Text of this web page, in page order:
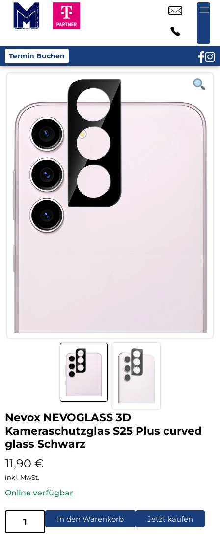
Termin Buchen
Nevox NEVOGLASS 3D
Kameraschutzglas S25 Plus curved
glass Schwarz
11,90 €
inkl. MwSt.
Online verfügbar
In den Warenkorb Jetzt kaufen